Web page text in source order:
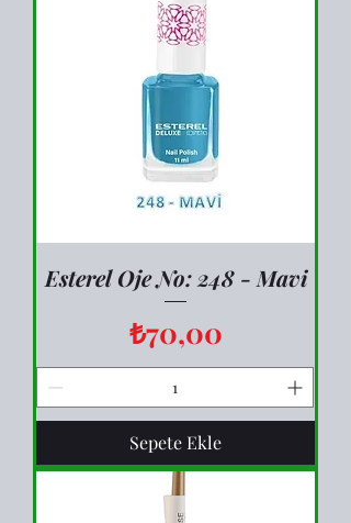
Esterel Oje No: 248 - Mavi
Fiyat
₺70,00
Sepete Ekle